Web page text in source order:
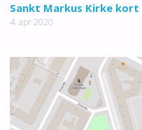
Sankt Markus Kirke kort
4. apr 2020